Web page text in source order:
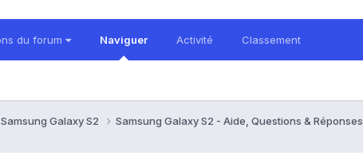
du forum Naviguer Activité Classement
Samsung Galaxy S2 Samsung Galaxy S2 - Aide, Questions & Réponses